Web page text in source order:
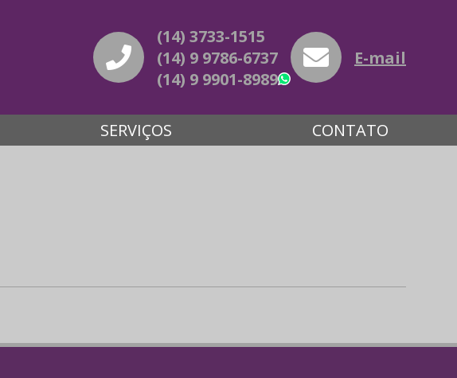
(14) 3733-1515
(14) 9 9786-6737
(14) 9 9901-8989
WhatsApp
E-mail
SERVIÇOS CONTATO